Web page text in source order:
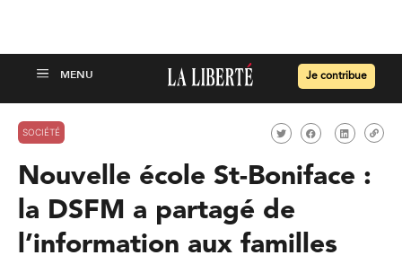
Je contribue
SOCIÉTÉ
Nouvelle école St-Boniface :
la DSFM a partagé de
l’information aux familles